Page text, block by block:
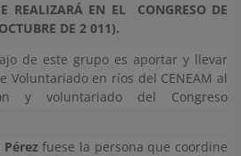
REALIZARÁ EN EL CONGRESO DE
DE 2 011).
de este grupo es aportar y llevar
Voluntariado en ríos del CENEAM al
y voluntariado del Congreso
Pérezfuese la persona que coordine